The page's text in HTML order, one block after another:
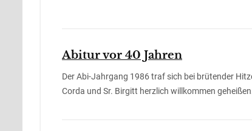
Abitur vor 40 Jahren
Der Abi-Jahrgang 1986 traf sich bei brütender
Corda und Sr. Birgitt herzlich willkommen